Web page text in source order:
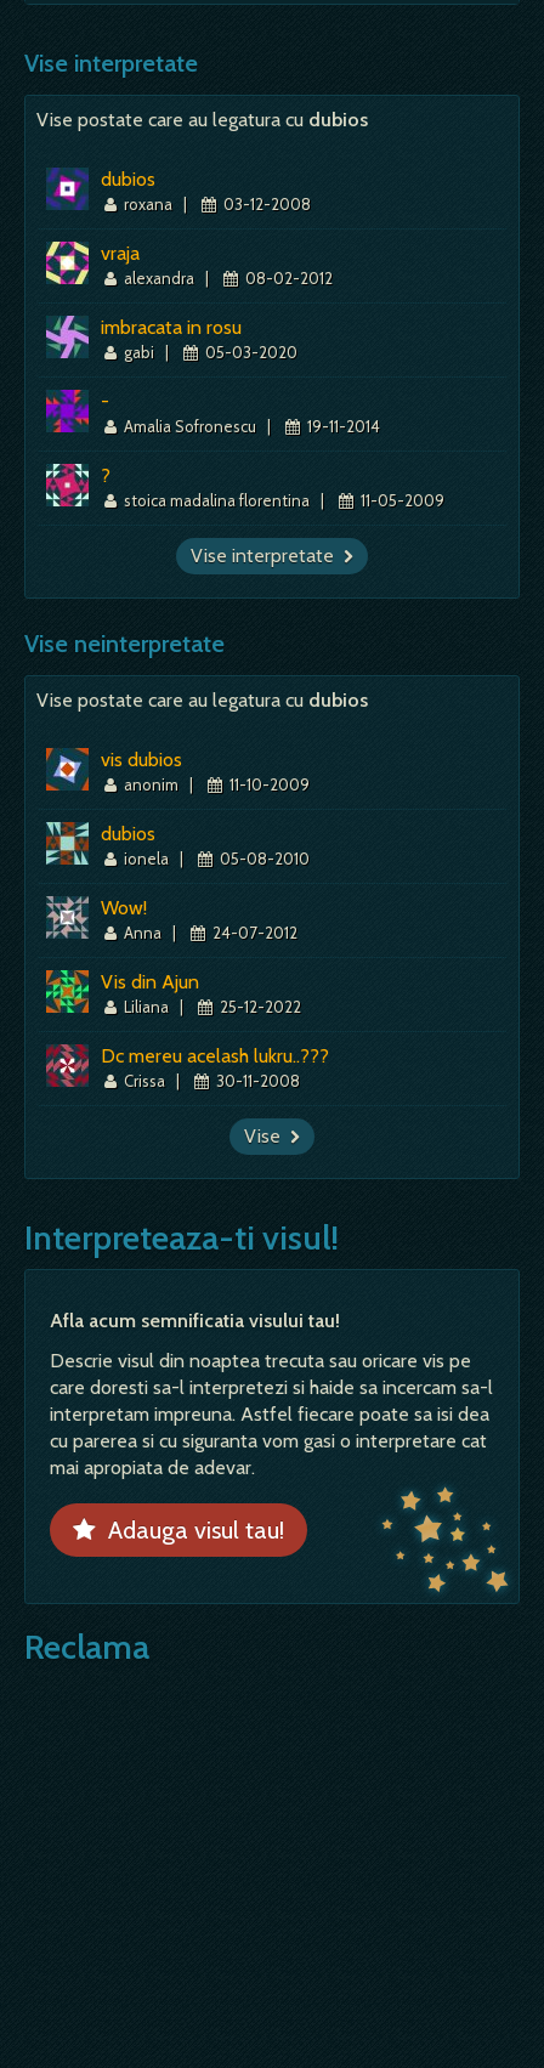
Mai mult despre acest simbol:
etajul constientului si al inconstientului. -
urcând - situatie materiala in crestere;
optimism, sperante…
Vise interpretate
Vise postate care au legatura cu dubios
dubios
roxana | 03-12-2008
vraja
alexandra | 08-02-2012
imbracata in rosu
gabi | 05-03-2020
-
Amalia Sofronescu | 19-11-2014
?
stoica madalina florentina | 11-05-2009
Vise interpretate
Vise neinterpretate
Vise postate care au legatura cu dubios
vis dubios
anonim | 11-10-2009
dubios
ionela | 05-08-2010
Wow!
Anna | 24-07-2012
Vis din Ajun
Liliana | 25-12-2022
Dc mereu acelash lukru..???
Crissa | 30-11-2008
Vise
Interpreteaza-ti visul!
Afla acum semnificatia visului tau!
Descrie visul din noaptea trecuta sau oricare vis pe
care doresti sa-l interpretezi si haide sa incercam sa-l
interpretam impreuna. Astfel fiecare poate sa isi dea
cu parerea si cu siguranta vom gasi o interpretare cat
mai apropiata de adevar.
Adauga visul tau!
Reclama